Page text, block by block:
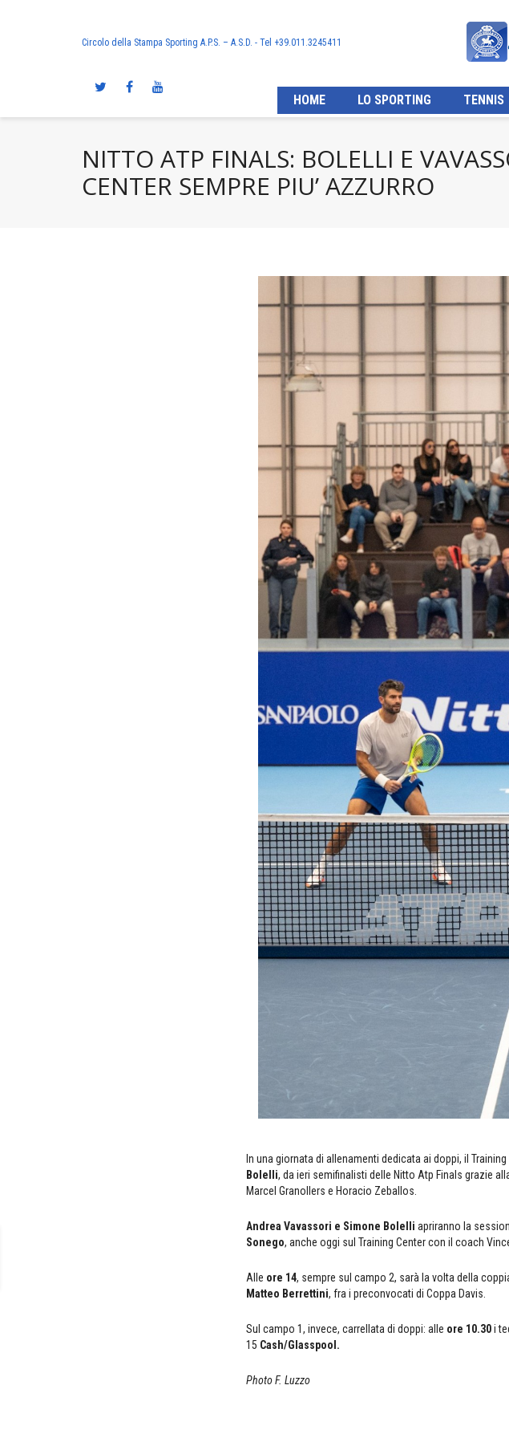
Circolo della Stampa Sporting A.P.S. – A.S.D. - Tel +39.011.3245411
HOME LO SPORTING TENNIS
NITTO ATP FINALS: BOLELLI E
CENTER SEMPRE PIU’ AZZURRO
In una giornata di allenamenti dedicata ai doppi, il
Bolelli, da ieri semifinalisti delle Nitto Atp Finals grazie
Marcel Granollers e Horacio Zeballos.
Andrea Vavassori e Simone Bolelli apriranno la
Sonego, anche oggi sul Training Center con il coach
Alle ore 14, sempre sul campo 2, sarà la volta della
Matteo Berrettini, fra i preconvocati di Coppa Davis.
Sul campo 1, invece, carrellata di doppi: alle ore 10.30i
15 Cash/Glasspool.
Photo F. Luzzo